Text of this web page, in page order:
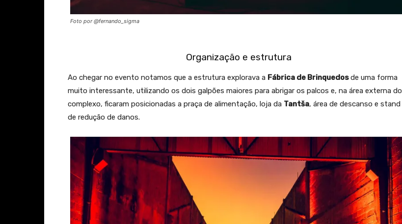
Foto por @fernando_sigma
Organização e estrutura
Ao chegar no evento notamos que a estrutura explorava a Fábrica de Brinquedosde uma forma
muito interessante, utilizando os dois galpões maiores para abrigar os palcos e, na área externa do
complexo, ficaram posicionadas a praça de alimentação, loja da Tantša, área de descanso e stand
de redução de danos.